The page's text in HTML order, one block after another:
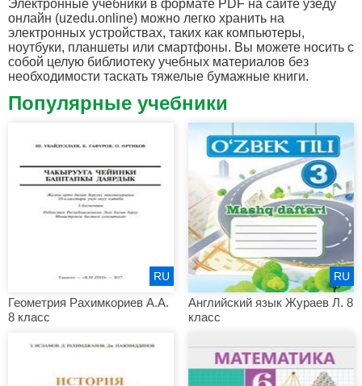
Электронные учебники в формате PDF на сайте узеду
онлайн (uzedu.online) можно легко хранить на
электронных устройствах, таких как компьютеры,
ноутбуки, планшеты или смартфоны. Вы можете носить с
собой целую библиотеку учебных материалов без
необходимости таскать тяжелые бумажные книги.
Популярные учебники
Геометрия Рахимкориев А.А.
8 класс
RU
Английский язык Жураев Л. 8
класс
RU